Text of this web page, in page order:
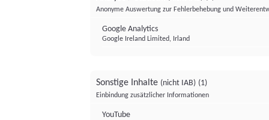
Anonyme Auswertung zur Fehlerbehebung und
Google Analytics
Google Ireland Limited, Irland
Sonstige Inhalte (nicht IAB) (1)
Einbindung zusätzlicher Informationen
YouTube